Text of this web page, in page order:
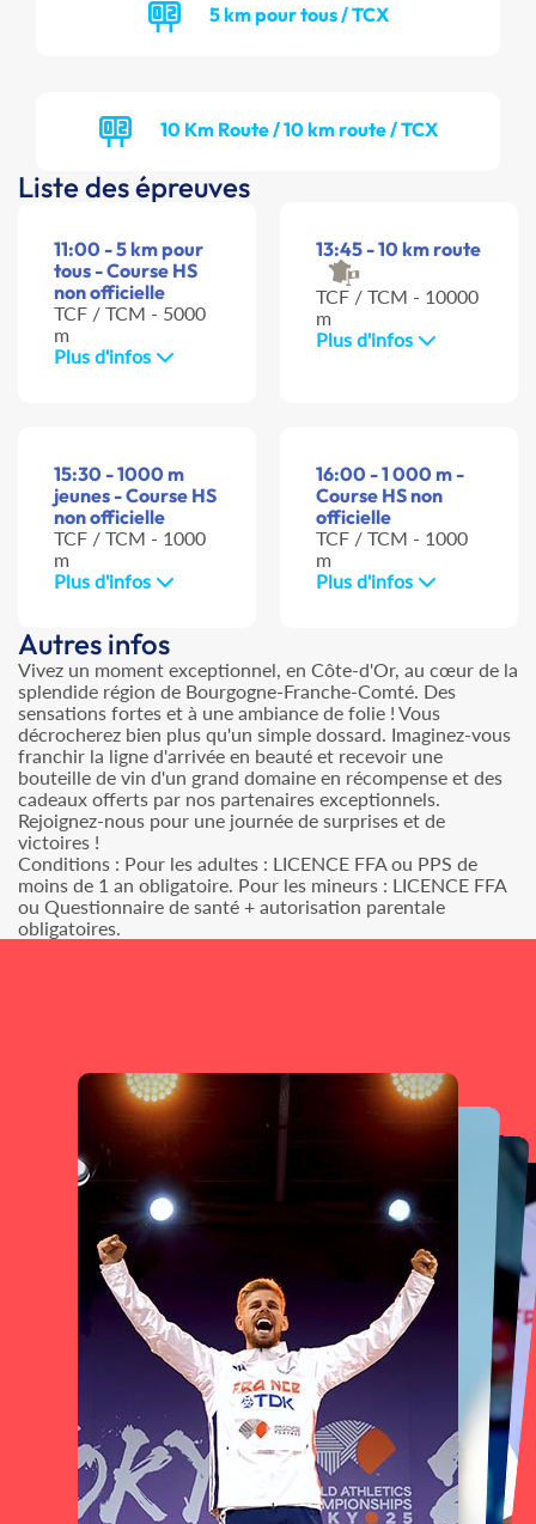
5 km pour tous / TCX
10 Km Route / 10 km route / TCX
Liste des épreuves
11:00 - 5 km pour
tous - Course HS
non officielle
TCF / TCM - 5000
m
Plus d'infos
13:45 - 10 km route
TCF / TCM - 10000
m
Plus d'infos
15:30 - 1000 m
jeunes - Course HS
non officielle
TCF / TCM - 1000
m
Plus d'infos
16:00 - 1 000 m -
Course HS non
officielle
TCF / TCM - 1000
m
Plus d'infos
Autres infos
Vivez un moment exceptionnel, en Côte-d'Or, au cœur de la
splendide région de Bourgogne-Franche-Comté. Des
sensations fortes et à une ambiance de folie ! Vous
décrocherez bien plus qu'un simple dossard. Imaginez-vous
franchir la ligne d'arrivée en beauté et recevoir une
bouteille de vin d'un grand domaine en récompense et des
cadeaux offerts par nos partenaires exceptionnels.
Rejoignez-nous pour une journée de surprises et de
victoires !
Conditions : Pour les adultes : LICENCE FFA ou PPS de
moins de 1 an obligatoire. Pour les mineurs : LICENCE FFA
ou Questionnaire de santé + autorisation parentale
obligatoires.